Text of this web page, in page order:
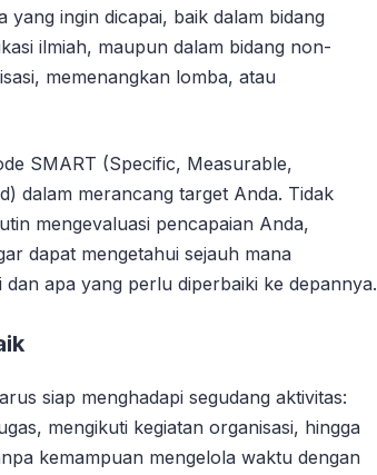
ingin dicapai, baik dalam bidang
ilmiah, maupun dalam bidang non-
memenangkan lomba, atau
SMART (Specific, Measurable,
dalam merancang target Anda. Tidak
mengevaluasi pencapaian Anda,
dapat mengetahui sejauh mana
apa yang perlu diperbaiki ke depannya.
siap menghadapi segudang aktivitas:
mengikuti kegiatan organisasi, hingga
kemampuan mengelola waktu dengan